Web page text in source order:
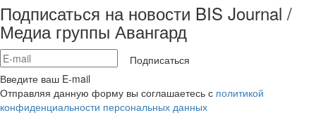
Подписаться на новости BIS Journal /
Медиа группы Авангард
Подписаться
Введите ваш E-mail
Отправляя данную форму вы соглашаетесь с политикой
конфиденциальности персональных данных